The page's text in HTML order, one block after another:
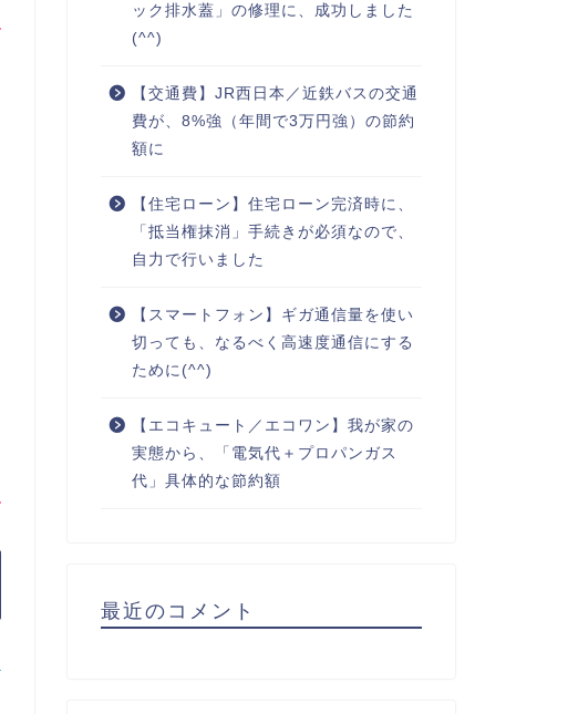
ック排水蓋」の修理に、成功しました
(^^)
【交通費】JR西日本／近鉄バスの交通
費が、8%強（年間で3万円強）の節約
額に
【住宅ローン】住宅ローン完済時に、
「抵当権抹消」手続きが必須なので、
自力で行いました
【スマートフォン】ギガ通信量を使い
切っても、なるべく高速度通信にする
ために(^^)
【エコキュート／エコワン】我が家の
実態から、「電気代＋プロパンガス
代」具体的な節約額
最近のコメント